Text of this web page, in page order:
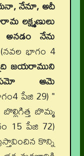
నేనూ, అదీ
లక్ష్మణులు
నేను
భాగం 4
జయరాముని
ఆమె
పేజి 29) "
బొమ్మ
15 పేజి 72)
కొన్ని